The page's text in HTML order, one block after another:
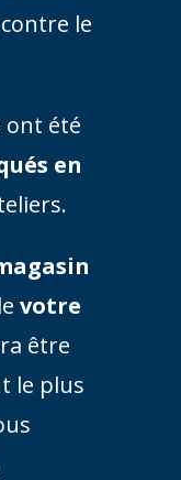
le
ont été
en
votre
être
le plus